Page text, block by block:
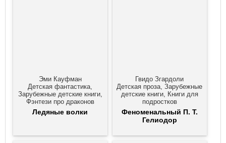
Эми Кауфман
Детская фантастика,
Зарубежные детские книги,
Фэнтези про драконов
Ледяные волки
Гвидо Згардоли
Детская проза, Зарубежные
детские книги, Книги для
подростков
Феноменальный П. Т.
Гелиодор